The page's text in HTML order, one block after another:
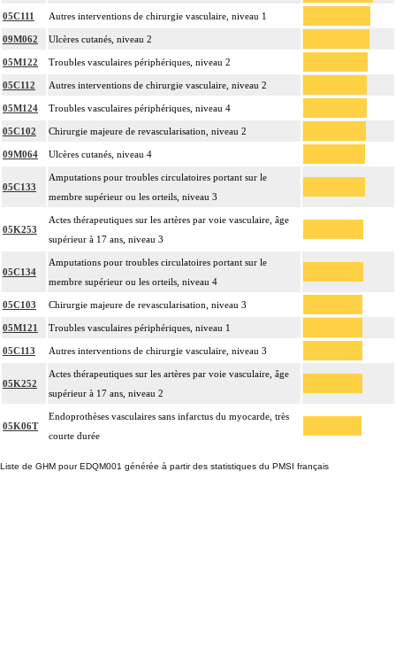
05C111 Autres interventions de chirurgie vasculaire, niveau 1
09M062 Ulcères cutanés, niveau 2
05M122 Troubles vasculaires périphériques, niveau 2
05C112 Autres interventions de chirurgie vasculaire, niveau 2
05M124 Troubles vasculaires périphériques, niveau 4
05C102 Chirurgie majeure de revascularisation, niveau 2
09M064 Ulcères cutanés, niveau 4
05C133
Amputations pour troubles circulatoires portant sur le
membre supérieur ou les orteils, niveau 3
05K253
Actes thérapeutiques sur les artères par voie vasculaire, âge
supérieur à 17 ans, niveau 3
05C134
Amputations pour troubles circulatoires portant sur le
membre supérieur ou les orteils, niveau 4
05C103 Chirurgie majeure de revascularisation, niveau 3
05M121 Troubles vasculaires périphériques, niveau 1
05C113 Autres interventions de chirurgie vasculaire, niveau 3
05K252
Actes thérapeutiques sur les artères par voie vasculaire, âge
supérieur à 17 ans, niveau 2
05K06T
Endoprothèses vasculaires sans infarctus du myocarde, très
courte durée
Liste de GHM pour EDQM001 générée à partir des statistiques du PMSI français